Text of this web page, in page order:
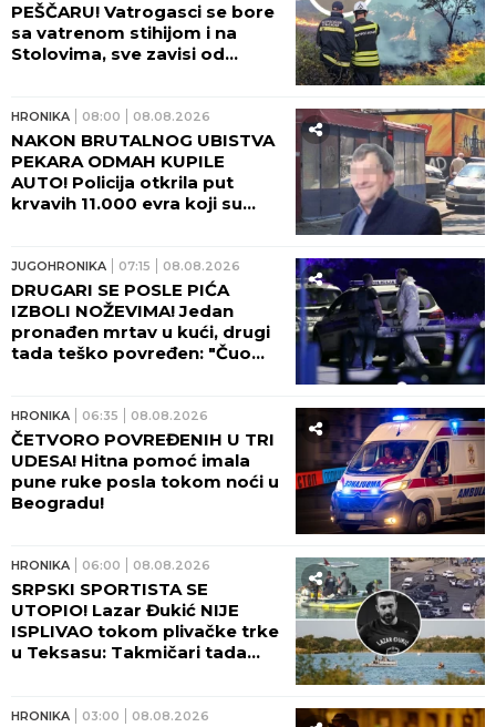
PEŠČARU! Vatrogasci se bore
sa vatrenom stihijom i na
Stolovima, sve zavisi od
HRONIKA 08:00 08.08.2026
NAKON BRUTALNOG UBISTVA
PEKARA ODMAH KUPILE
AUTO! Policija otkrila put
krvavih 11.000 evra koji su
plen!
JUGOHRONIKA 07:15 08.08.2026
DRUGARI SE POSLE PIĆA
IZBOLI NOŽEVIMA! Jedan
pronađen mrtav u kući, drugi
tada teško povređen: "Čuo
HRONIKA 06:35 08.08.2026
ČETVORO POVREĐENIH U TRI
UDESA! Hitna pomoć imala
pune ruke posla tokom noći u
Beogradu!
HRONIKA 06:00 08.08.2026
SRPSKI SPORTISTA SE
UTOPIO! Lazar Đukić NIJE
ISPLIVAO tokom plivačke trke
u Teksasu: Takmičari tada
HRONIKA 03:00 08.08.2026